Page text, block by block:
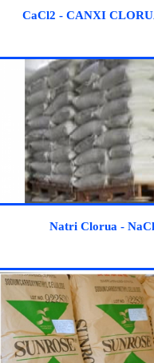
CaCl2 - CANXI
Natri Clorua - NaCl